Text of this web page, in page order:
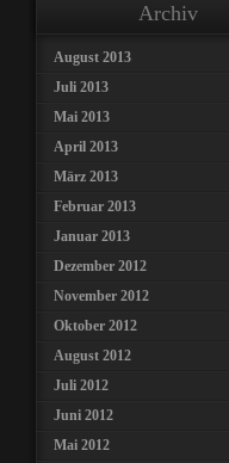
Archiv
August 2013
Juli 2013
Mai 2013
April 2013
März 2013
Februar 2013
Januar 2013
Dezember 2012
November 2012
Oktober 2012
August 2012
Juli 2012
Juni 2012
Mai 2012